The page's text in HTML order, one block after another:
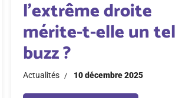
l’extrême droite
mérite-t-elle un tel
buzz ?
Actualités 10 décembre 2025